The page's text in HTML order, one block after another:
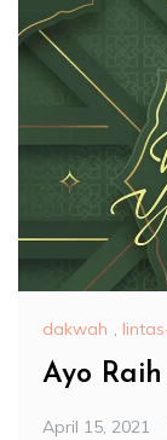
dakwah ,
Ayo
April 15, 2021